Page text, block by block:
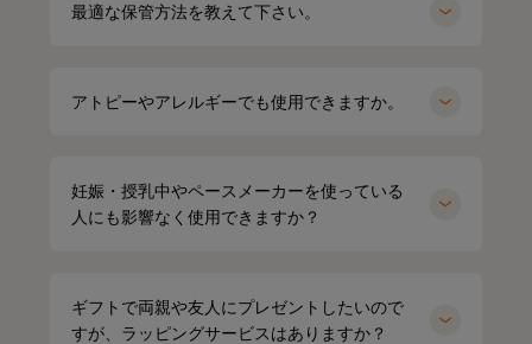
最適な保管方法を教えて下さい。
アトピーやアレルギーでも使用できますか。
妊娠・授乳中やペースメーカーを使っている
人にも影響なく使用できますか？
ギフトで両親や友人にプレゼントしたいので
すが、ラッピングサービスはありますか？
パーカー（グレー）LLサイズ